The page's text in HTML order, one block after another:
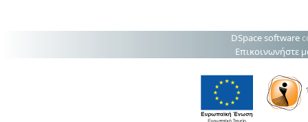
DSpace software
Επικοινωνήστε